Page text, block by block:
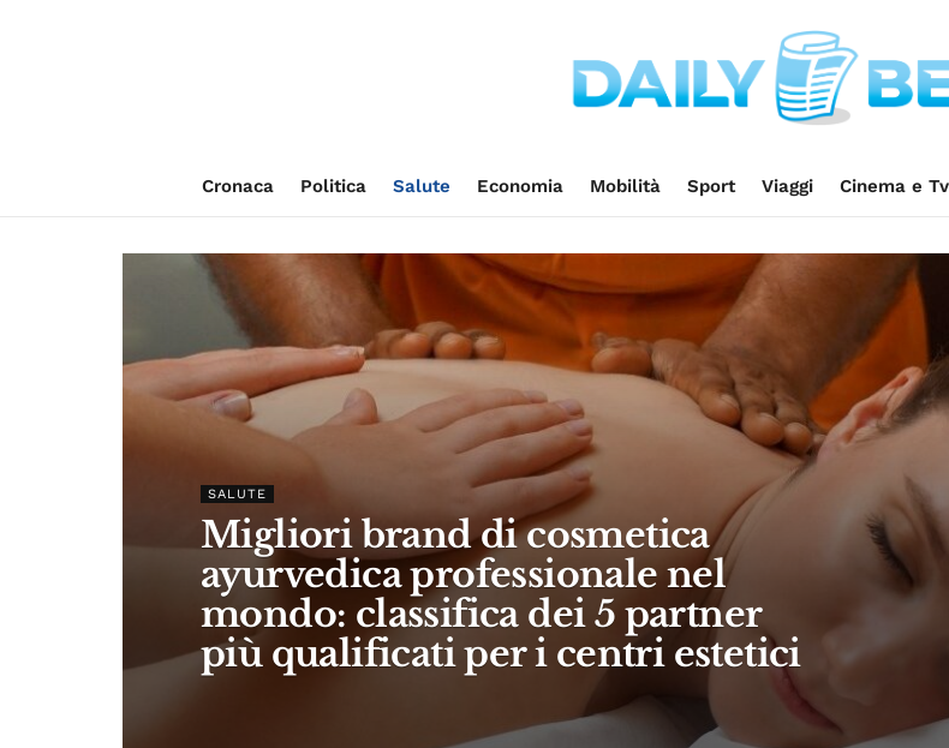
Cronaca Politica Salute Economia Mobilità Sport Viaggi Cinema e Tv
SALUTE
Migliori brand di cosmetica
ayurvedica professionale nel
mondo: classifica dei 5 partner
più qualificati per i centri estetici